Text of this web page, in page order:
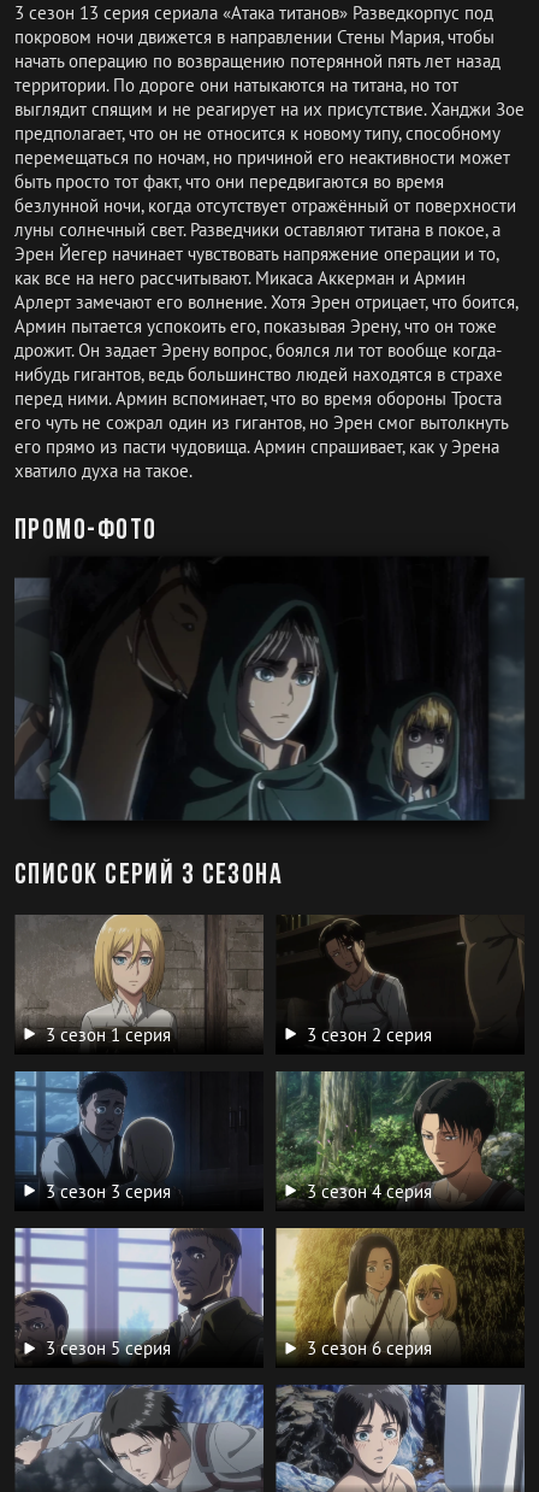
3 сезон 13 серия сериала «Атака титанов» Разведкорпус под
покровом ночи движется в направлении Стены Мария, чтобы
начать операцию по возвращению потерянной пять лет назад
территории. По дороге они натыкаются на титана, но тот
выглядит спящим и не реагирует на их присутствие. Ханджи Зое
предполагает, что он не относится к новому типу, способному
перемещаться по ночам, но причиной его неактивности может
быть просто тот факт, что они передвигаются во время
безлунной ночи, когда отсутствует отражённый от поверхности
луны солнечный свет. Разведчики оставляют титана в покое, а
Эрен Йегер начинает чувствовать напряжение операции и то,
как все на него рассчитывают. Микаса Аккерман и Армин
Арлерт замечают его волнение. Хотя Эрен отрицает, что боится,
Армин пытается успокоить его, показывая Эрену, что он тоже
дрожит. Он задает Эрену вопрос, боялся ли тот вообще когда-
нибудь гигантов, ведь большинство людей находятся в страхе
перед ними. Армин вспоминает, что во время обороны Троста
его чуть не сожрал один из гигантов, но Эрен смог вытолкнуть
его прямо из пасти чудовища. Армин спрашивает, как у Эрена
хватило духа на такое.
Промо-фото
Список серий 3 сезона
3 сезон 1 серия 3 сезон 2 серия
3 сезон 3 серия 3 сезон 4 серия
3 сезон 5 серия 3 сезон 6 серия